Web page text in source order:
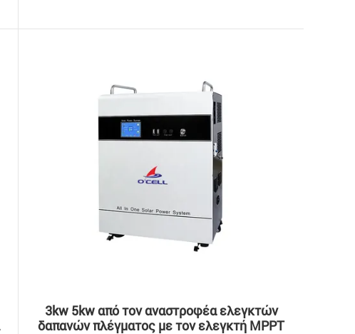
3kw 5kw από τον αναστροφέα ελεγκτών
δαπανών πλέγματος με τον ελεγκτή MPPT